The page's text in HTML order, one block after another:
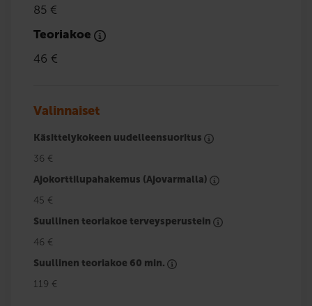
85 €
Teoriakoe
46 €
Valinnaiset
Käsittelykokeen uudelleensuoritus
36 €
Ajokorttilupahakemus (Ajovarmalla)
45 €
Suullinen teoriakoe terveysperustein
46 €
Suullinen teoriakoe 60 min.
119 €